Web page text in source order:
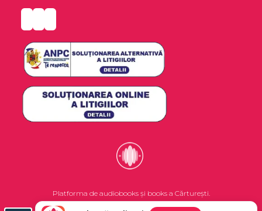
Platforma de audiobooks și books a Cărturești.